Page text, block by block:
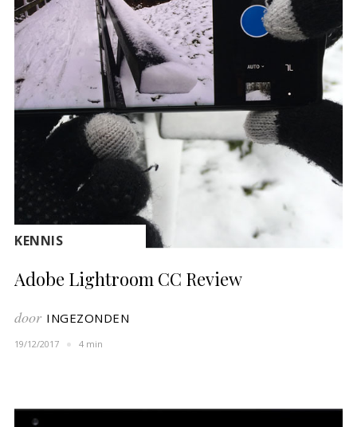
KENNIS
Adobe Lightroom CC Review
door INGEZONDEN
19/12/2017 4 min